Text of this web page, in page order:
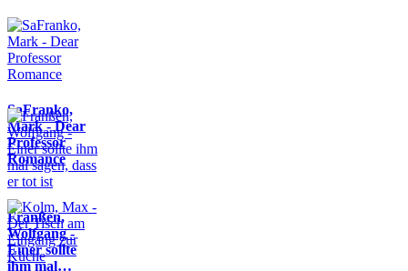
SaFranko,
Mark - Dear
Professor
Romance
Franßen,
Wolfgang -
Einer sollte
ihm mal…